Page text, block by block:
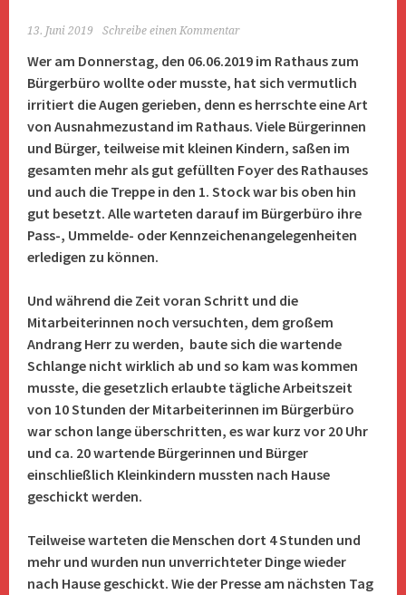
13. Juni 2019 Schreibe einen Kommentar
Wer am Donnerstag, den 06.06.2019 im Rathaus zum
Bürgerbüro wollte oder musste, hat sich vermutlich
irritiert die Augen gerieben, denn es herrschte eine Art
von Ausnahmezustand im Rathaus. Viele Bürgerinnen
und Bürger, teilweise mit kleinen Kindern, saßen im
gesamten mehr als gut gefüllten Foyer des Rathauses
und auch die Treppe in den 1. Stock war bis oben hin
gut besetzt. Alle warteten darauf im Bürgerbüro ihre
Pass-, Ummelde- oder Kennzeichenangelegenheiten
erledigen zu können.
Und während die Zeit voran Schritt und die
Mitarbeiterinnen noch versuchten, dem großem
Andrang Herr zu werden, baute sich die wartende
Schlange nicht wirklich ab und so kam was kommen
musste, die gesetzlich erlaubte tägliche Arbeitszeit
von 10 Stunden der Mitarbeiterinnen im Bürgerbüro
war schon lange überschritten, es war kurz vor 20 Uhr
und ca. 20 wartende Bürgerinnen und Bürger
einschließlich Kleinkindern mussten nach Hause
geschickt werden.
Teilweise warteten die Menschen dort 4 Stunden und
mehr und wurden nun unverrichteter Dinge wieder
nach Hause geschickt. Wie der Presse am nächsten Tag